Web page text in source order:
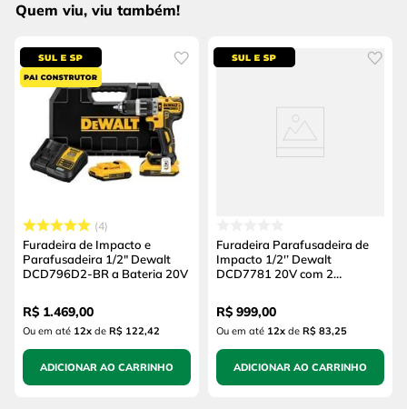
Quem viu, viu também!
4
Furadeira de Impacto e
Parafusadeira 1/2" Dewalt
DCD796D2-BR a Bateria 20V
R$ 1.469,00
Ou em até 12x de R$ 122,42
ADICIONAR AO CARRINHO
Furadeira Parafusadeira de
Impacto 1/2'’ Dewalt
DCD7781 20V com 2
R$ 999,00
Ou em até 12x de R$ 83,25
ADICIONAR AO CARRINHO